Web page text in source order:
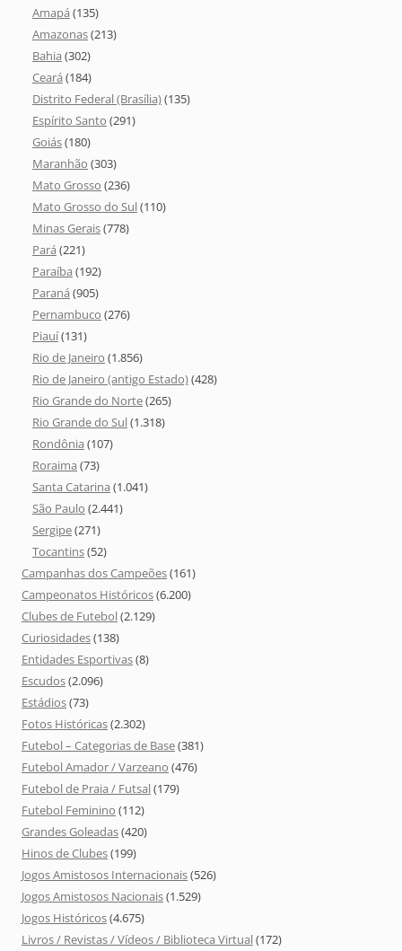
Amapá (135)
Amazonas(213)
Bahia (302)
Ceará (184)
Distrito Federal (Brasília)(135)
Espírito Santo (291)
Goiás(180)
Maranhão (303)
Mato Grosso (236)
Mato Grosso do Sul(110)
Minas Gerais(778)
Pará (221)
Paraíba (192)
Paraná (905)
Pernambuco (276)
Piauí(131)
Rio de Janeiro (1.856)
Rio de Janeiro (antigo Estado)(428)
Rio Grande do Norte(265)
Rio Grande do Sul(1.318)
Rondônia (107)
Roraima (73)
Santa Catarina (1.041)
São Paulo (2.441)
Sergipe(271)
Tocantins(52)
Campanhas dos Campeões(161)
Campeonatos Históricos(6.200)
Clubes de Futebol(2.129)
Curiosidades(138)
Entidades Esportivas(8)
Escudos(2.096)
Estádios(73)
Fotos Históricas(2.302)
Futebol – Categorias de Base(381)
Futebol Amador / Varzeano (476)
Futebol de Praia / Futsal(179)
Futebol Feminino (112)
Grandes Goleadas(420)
Hinos de Clubes(199)
Jogos Amistosos Internacionais(526)
Jogos Amistosos Nacionais(1.529)
Jogos Históricos(4.675)
Livros / Revistas / Vídeos / Biblioteca Virtual(172)